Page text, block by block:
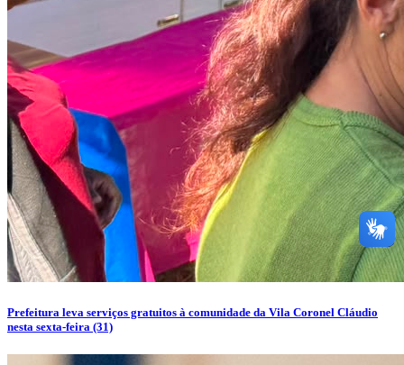
Prefeitura leva serviços gratuitos à comunidade da Vila Coronel Cláudio
nesta sexta-feira (31)